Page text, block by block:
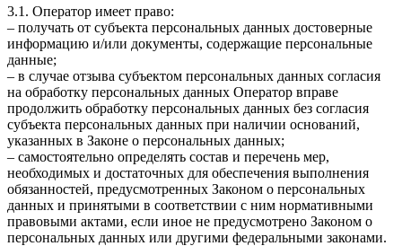
3.1. Оператор имеет право:
– получать от субъекта персональных данных достоверные
информацию и/или документы, содержащие персональные
данные;
– в случае отзыва субъектом персональных данных согласия
на обработку персональных данных Оператор вправе
продолжить обработку персональных данных без согласия
субъекта персональных данных при наличии оснований,
указанных в Законе о персональных данных;
– самостоятельно определять состав и перечень мер,
необходимых и достаточных для обеспечения выполнения
обязанностей, предусмотренных Законом о персональных
данных и принятыми в соответствии с ним нормативными
правовыми актами, если иное не предусмотрено Законом о
персональных данных или другими федеральными законами.